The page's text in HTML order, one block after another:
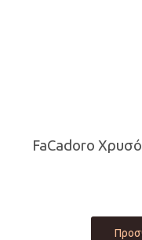
FaCadoro